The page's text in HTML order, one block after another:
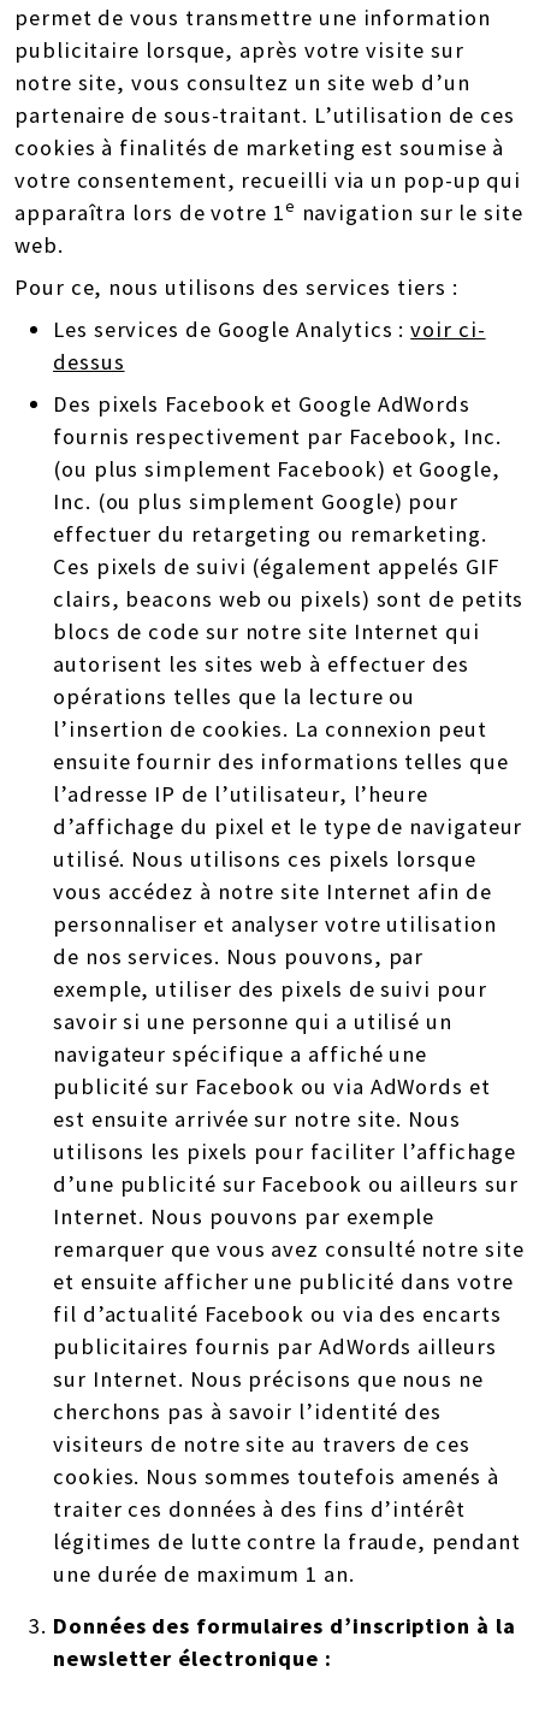
permet de vous transmettre une information
publicitaire lorsque, après votre visite sur
notre site, vous consultez un site web d’un
partenaire de sous-traitant. L’utilisation de ces
cookies à finalités de marketing est soumise à
votre consentement, recueilli via un pop-up qui
apparaîtra lors de votre 1e navigation sur le site
web.
Pour ce, nous utilisons des services tiers :
Les services de Google Analytics :voir ci-
dessus
Des pixels Facebook et Google AdWords
fournis respectivement par Facebook, Inc.
(ou plus simplement Facebook) et Google,
Inc. (ou plus simplement Google) pour
effectuer du retargeting ou remarketing.
Ces pixels de suivi (également appelés GIF
clairs, beacons web ou pixels) sont de petits
blocs de code sur notre site Internet qui
autorisent les sites web à effectuer des
opérations telles que la lecture ou
l’insertion de cookies. La connexion peut
ensuite fournir des informations telles que
l’adresse IP de l’utilisateur, l’heure
d’affichage du pixel et le type de navigateur
utilisé. Nous utilisons ces pixels lorsque
vous accédez à notre site Internet afin de
personnaliser et analyser votre utilisation
de nos services. Nous pouvons, par
exemple, utiliser des pixels de suivi pour
savoir si une personne qui a utilisé un
navigateur spécifique a affiché une
publicité sur Facebook ou via AdWords et
est ensuite arrivée sur notre site. Nous
utilisons les pixels pour faciliter l’affichage
d’une publicité sur Facebook ou ailleurs sur
Internet. Nous pouvons par exemple
remarquer que vous avez consulté notre site
et ensuite afficher une publicité dans votre
fil d’actualité Facebook ou via des encarts
publicitaires fournis par AdWords ailleurs
sur Internet. Nous précisons que nous ne
cherchons pas à savoir l’identité des
visiteurs de notre site au travers de ces
cookies. Nous sommes toutefois amenés à
traiter ces données à des fins d’intérêt
légitimes de lutte contre la fraude, pendant
une durée de maximum 1 an.
Données des formulaires d’inscription à la
newsletter électronique :